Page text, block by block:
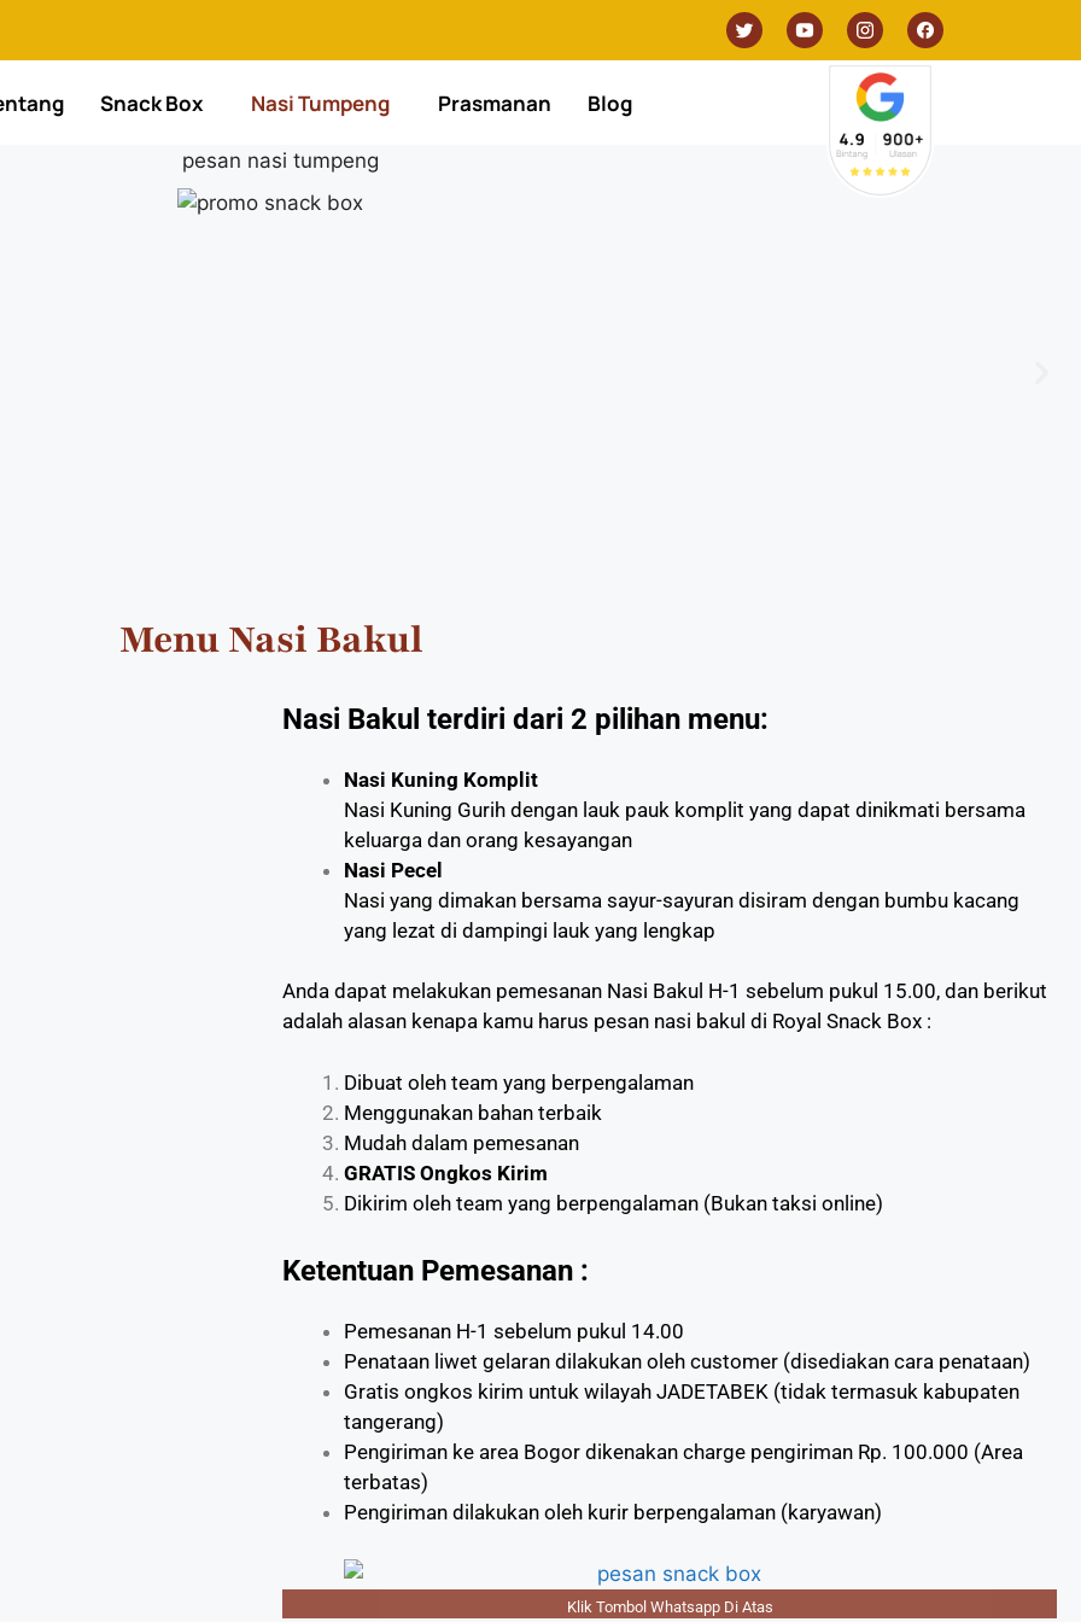
Snack Box Nasi Tumpeng Prasmanan Blog
Menu Nasi Bakul
Nasi Bakul terdiri dari 2 pilihan menu:
Nasi Kuning Komplit
Nasi Kuning Gurih dengan lauk pauk komplit yang dapat dinikmati bersama
keluarga dan orang kesayangan
Nasi Pecel
Nasi yang dimakan bersama sayur-sayuran disiram dengan bumbu kacang
yang lezat di dampingi lauk yang lengkap
Anda dapat melakukan pemesanan Nasi Bakul H-1 sebelum pukul 15.00, dan berikut
adalah alasan kenapa kamu harus pesan nasi bakul di Royal Snack Box :
Dibuat oleh team yang berpengalaman
Menggunakan bahan terbaik
Mudah dalam pemesanan
GRATIS Ongkos Kirim
Dikirim oleh team yang berpengalaman (Bukan taksi online)
Ketentuan Pemesanan :
Pemesanan H-1 sebelum pukul 14.00
Penataan liwet gelaran dilakukan oleh customer (disediakan cara penataan)
Gratis ongkos kirim untuk wilayah JADETABEK (tidak termasuk kabupaten
tangerang)
Pengiriman ke area Bogor dikenakan charge pengiriman Rp. 100.000 (Area
terbatas)
Pengiriman dilakukan oleh kurir berpengalaman (karyawan)
Klik Tombol Whatsapp Di Atas